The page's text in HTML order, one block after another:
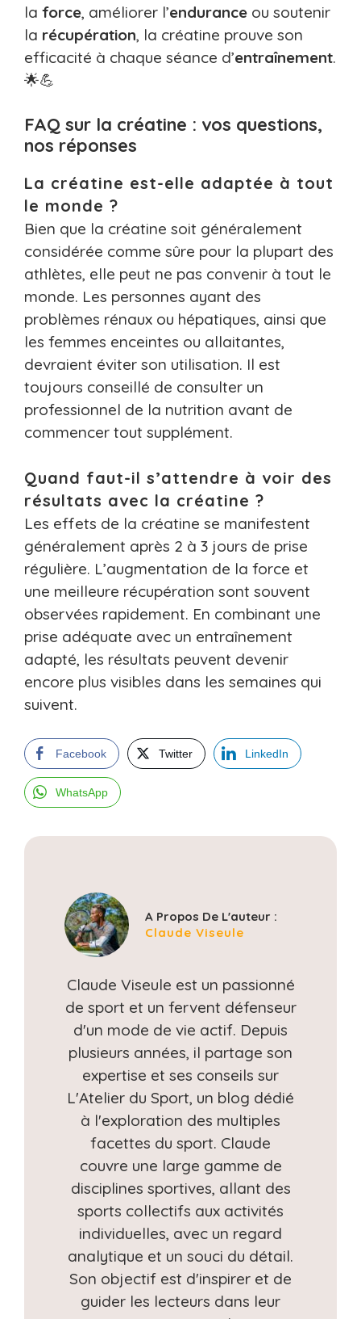
la force, améliorer l’endurance ou soutenir
la récupération, la créatine prouve son
efficacité à chaque séance d’entraînement.
🌟💪
FAQ sur la créatine : vos questions,
nos réponses
La créatine est-elle adaptée à tout
le monde ?
Bien que la créatine soit généralement
considérée comme sûre pour la plupart des
athlètes, elle peut ne pas convenir à tout le
monde. Les personnes ayant des
problèmes rénaux ou hépatiques, ainsi que
les femmes enceintes ou allaitantes,
devraient éviter son utilisation. Il est
toujours conseillé de consulter un
professionnel de la nutrition avant de
commencer tout supplément.
Quand faut-il s’attendre à voir des
résultats avec la créatine ?
Les effets de la créatine se manifestent
généralement après 2 à 3 jours de prise
régulière. L’augmentation de la force et
une meilleure récupération sont souvent
observées rapidement. En combinant une
prise adéquate avec un entraînement
adapté, les résultats peuvent devenir
encore plus visibles dans les semaines qui
suivent.
Facebook Twitter LinkedIn
WhatsApp
A Propos De L'auteur :
Claude Viseule
Claude Viseule est un passionné
de sport et un fervent défenseur
d'un mode de vie actif. Depuis
plusieurs années, il partage son
expertise et ses conseils sur
L'Atelier du Sport, un blog dédié
à l'exploration des multiples
facettes du sport. Claude
couvre une large gamme de
disciplines sportives, allant des
sports collectifs aux activités
individuelles, avec un regard
analytique et un souci du détail.
Son objectif est d'inspirer et de
guider les lecteurs dans leur